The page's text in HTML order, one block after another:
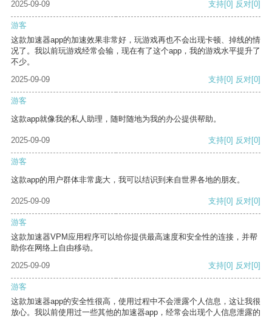
2025-09-09 支持[0] 反对[0]
游客
这款加速器app的加速效果非常好，玩游戏再也不会出现卡顿、掉线的情
况了。我以前玩游戏经常会输，现在有了这个app，我的游戏水平提升了
不少。
2025-09-09
支持[0] 反对[0]
游客
这款app就像我的私人助理，随时随地为我的办公提供帮助。
2025-09-09 支持[0] 反对[0]
游客
这款app的用户群体非常庞大，我可以结识到来自世界各地的朋友。
2025-09-09 支持[0] 反对[0]
游客
这款加速器VPM应用程序可以给你提供最高速度和安全性的连接，并帮
助你在网络上自由移动。
2025-09-09
支持[0] 反对[0]
游客
这款加速器app的安全性很高，使用过程中不会泄露个人信息，这让我很
放心。我以前使用过一些其他的加速器app，经常会出现个人信息泄露的